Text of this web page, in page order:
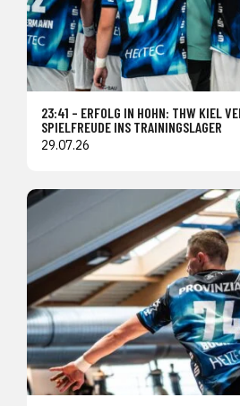
23:41 – ERFOLG IN HOHN: THW KIEL
SPIELFREUDE INS TRAININGSLAGER
29.07.26